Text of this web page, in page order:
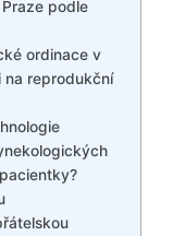
podle
ordinace v
na reprodukční